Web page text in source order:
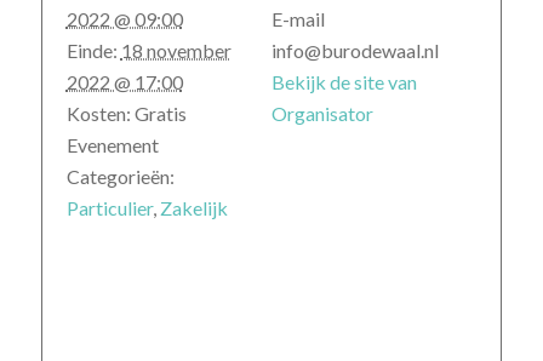
2022 @ 09:00
Einde: 18 november
2022 @ 17:00
Kosten: Gratis
Evenement
Categorieën:
Particulier, Zakelijk
E-mail
info@burodewaal.nl
Bekijk de site van
Organisator